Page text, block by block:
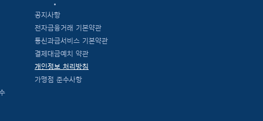
공지사항
전자금융거래 기본약관
통신과금서비스 기본약관
결제대금예치 약관
개인정보 처리방침
가맹점 준수사항